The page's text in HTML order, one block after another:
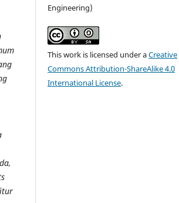
Engineering)
This work is licensed under aCreative
Commons Attribution-ShareAlike 4.0
International License.